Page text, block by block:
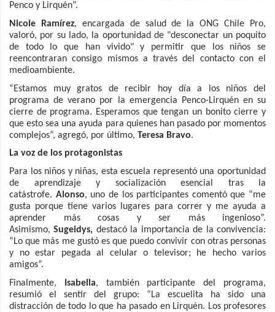
Penco y Lirquén”.
Nicole Ramírez, encargada de salud de la ONG Chile Pro,
valoró, por su lado, la oportunidad de "desconectar un poquito
de todo lo que han vivido" y permitir que los niños se
reencontraran consigo mismos a través del contacto con el
medioambiente.
“Estamos muy gratos de recibir hoy día a los niños del
programa de verano por la emergencia Penco-Lirquén en su
cierre de programa. Esperamos que tengan un bonito cierre y
que esto sea una ayuda para quienes han pasado por momentos
complejos”, agregó, por último, Teresa Bravo.
La voz de los protagonistas
Para los niños y niñas, esta escuela representó una oportunidad
de aprendizaje y socialización esencial tras la
catástrofe. Alonso, uno de los participantes comentó que “me
gusta porque tiene varios lugares para correr y me ayuda a
aprender más cosas y ser más ingenioso”.
Asimismo,Sugeidys, destacó la importancia de la convivencia:
“Lo que más me gustó es que puedo convivir con otras personas
y no estar pegada al celular o televisor; he hecho varios
amigos”.
Finalmente,
Isabella, también participante del programa,
resumió el sentir del grupo: “La escuelita ha sido una
distracción de todo lo que ha pasado en Lirquén. Los profesores